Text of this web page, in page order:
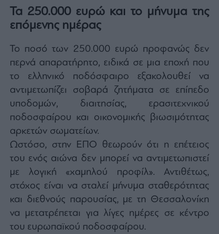
Τα 250.000 ευρώ και το μήνυμα της
επόμενης ημέρας
Το ποσό των 250.000 ευρώ προφανώς δεν
περνά απαρατήρητο, ειδικά σε μια εποχή που
το ελληνικό ποδόσφαιρο εξακολουθεί να
αντιμετωπίζει σοβαρά ζητήματα σε επίπεδο
υποδομών, διαιτησίας, ερασιτεχνικού
ποδοσφαίρου και οικονομικής βιωσιμότητας
αρκετών σωματείων.
Ωστόσο, στην ΕΠΟ θεωρούν ότι η επέτειος
του ενός αιώνα δεν μπορεί να αντιμετωπιστεί
με λογική «χαμηλού προφίλ». Αντιθέτως,
στόχος είναι να σταλεί μήνυμα σταθερότητας
και διεθνούς παρουσίας, με τη Θεσσαλονίκη
να μετατρέπεται για λίγες ημέρες σε κέντρο
του ευρωπαϊκού ποδοσφαίρου.